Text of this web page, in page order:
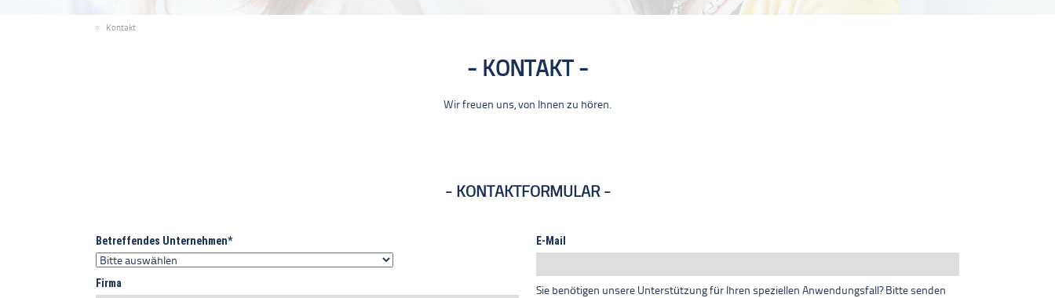
Kontakt
KONTAKT
Wir freuen uns, von Ihnen zu hören.
KONTAKTFORMULAR
Betreffendes Unternehmen*
Firma
E-Mail
Sie benötigen unsere Unterstützung für Ihren speziellen Anwendungsfall? Bitte senden